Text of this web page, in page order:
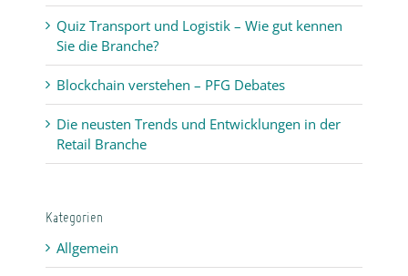
Quiz Transport und Logistik – Wie gut kennen
Sie die Branche?
Blockchain verstehen – PFG Debates
Die neusten Trends und Entwicklungen in der
Retail Branche
Kategorien
Allgemein